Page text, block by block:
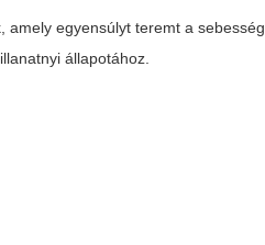
egyensúlyt teremt a sebesség
állapotához.